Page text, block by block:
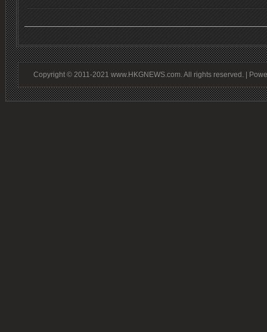
Copyright © 2011-2021 www.HKGNEWS.com. All rights reserved. |